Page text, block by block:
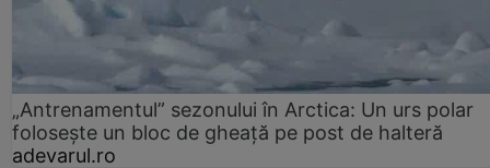
„Antrenamentul” sezonului în Arctica: Un urs polar
folosește un bloc de gheață pe post de halteră
adevarul.ro